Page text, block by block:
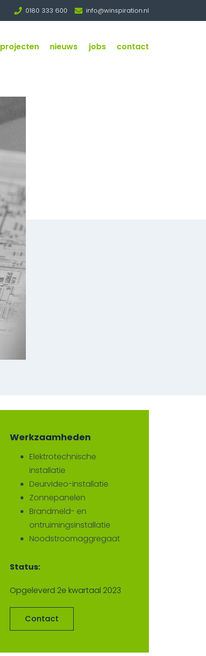
0180 333 600 info@winspiration.nl
projecten nieuws jobs contact
Werkzaamheden
Elektrotechnische
installatie
Deurvideo-installatie
Zonnepanelen
Brandmeld- en
ontruimingsinstallatie
Noodstroomaggregaat
Status:
Opgeleverd 2e kwartaal 2023
Contact